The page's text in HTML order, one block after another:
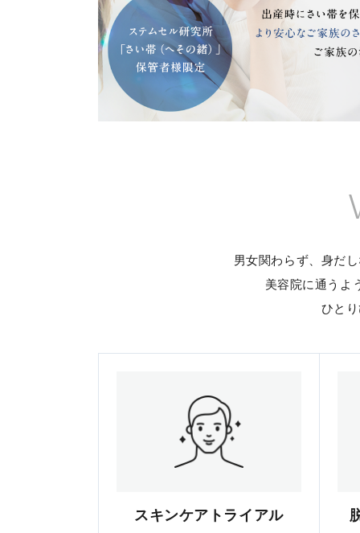
男女関わらず、身だ
美容院に通うよ
ひと
スキンケアトライアル